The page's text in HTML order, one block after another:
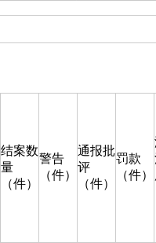
结案数
量
（件）
警告
（件）
通报批
评
（件）
罚款
（件）